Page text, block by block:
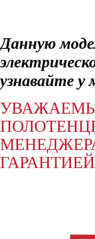
Данную
узнавайте у